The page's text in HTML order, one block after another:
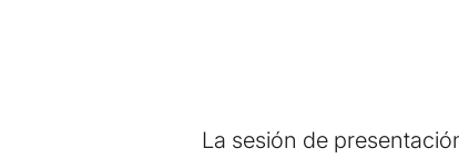
La sesión de